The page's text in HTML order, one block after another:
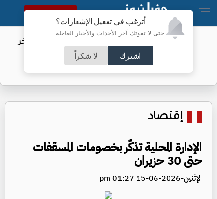
أترغب في تفعيل الإشعارات؟
حتى لا تفوتك آخر الأحداث والأخبار العاجلة
اشترك لا شكراً
النسخة الكاملة
مهاجرو سبتة.. الاتحاد الأوروبي يكشف آخر
التطورات
إقتصاد
الإدارة المحلية تذكّر بخصومات المسقفات
حتى 30 حزيران
الإثنين-2026-06-15 01:27 pm